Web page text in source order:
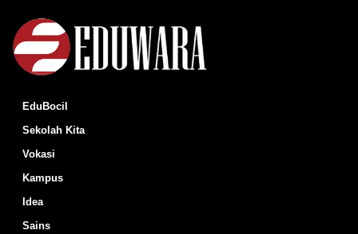
EduBocil
Sekolah Kita
Vokasi
Kampus
Idea
Sains